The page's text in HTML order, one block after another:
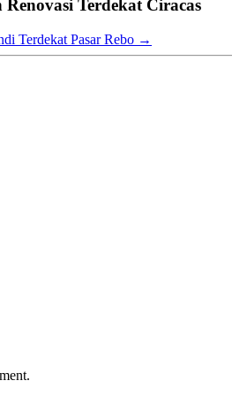
Terdekat Ciracas
Terdekat Pasar Rebo →